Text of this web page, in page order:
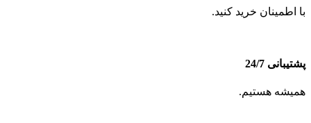
با اطمینان خرید کنید.
پشتیبانی 24/7
همیشه هستیم.